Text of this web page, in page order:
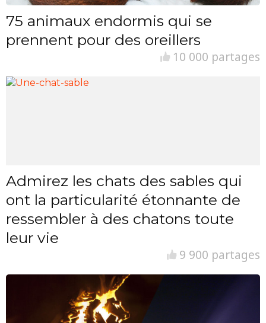
75 animaux endormis qui se
prennent pour des oreillers
10 000 partages
Admirez les chats des sables qui
ont la particularité étonnante de
ressembler à des chatons toute
leur vie
9 900 partages